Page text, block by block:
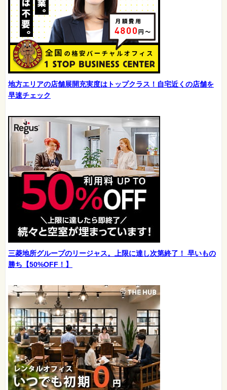
地方エリアの店舗展開充実度はトップクラス！自宅近くの店舗を
早速チェック
三菱地所グループのリージャス。上限に達し次第終了！ 早いもの
勝ち【50%OFF！】